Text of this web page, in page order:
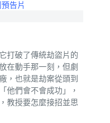
告片
打破了傳統劫盜片的
在動手那一刻，但劇
，也就是劫案從頭到
他們會不會成功」，
教授要怎麼接招並思